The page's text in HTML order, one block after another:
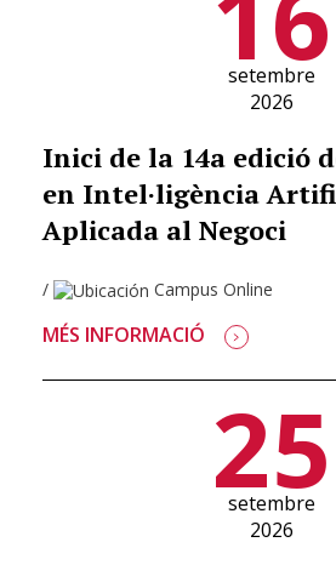
setembre
2026
Inici de la 14a edició
en Intel·ligència
Aplicada al Negoci
/ Campus Online
MÉS INFORMACIÓ
25
setembre
2026